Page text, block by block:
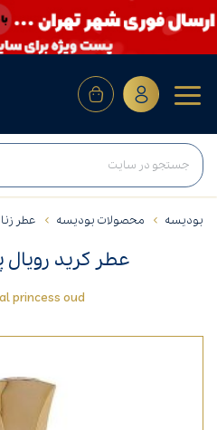
بودیسه محصولات بودیسه عطر
عطر کرید
princess oud